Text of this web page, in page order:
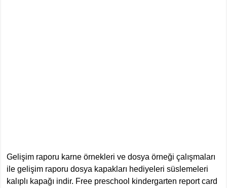
Gelişim raporu karne örnekleri ve dosya örneği çalışmaları
ile gelişim raporu dosya kapakları hediyeleri süslemeleri
kalıplı kapağı indir. Free preschool kindergarten report card